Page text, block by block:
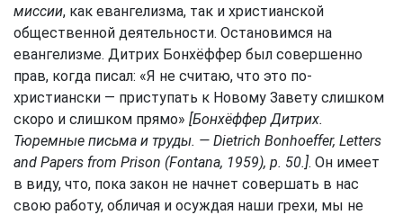
миссии, как евангелизма, так и христианской
общественной деятельности. Остановимся на
евангелизме. Дитрих Бонхёффер был совершенно
прав, когда писал: «Я не считаю, что это по-
христиански — приступать к Новому Завету слишком
скоро и слишком прямо» [Бонхёффер Дитрих.
Тюремные письма и труды. — Dietrich Bonhoeffer, Letters
and Papers from Prison (Fontana, 1959), p. 50.]. Он имеет
в виду, что, пока закон не начнет совершать в нас
свою работу, обличая и осуждая наши грехи, мы не